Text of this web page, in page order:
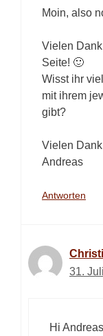
Moin, also
Vielen
Seite! 🙂
Wisst ihr
mit ihrem
gibt?
Vielen
Andreas
Antworten
31.
Hi